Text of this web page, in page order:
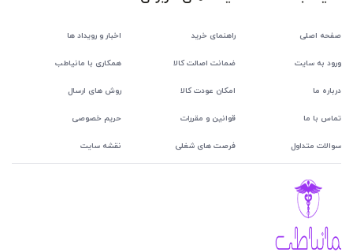
صفحه اصلی
ورود به سایت
درباره ما
تماس با ما
سوالات متداول
راهنمای خرید اخبار و رویداد ها
ضمانت اصالت کالا همکاری با مانیاطب
امکان عودت کالا روش های ارسال
قوانین و مقررات حریم خصوصی
فرصت های شغلی نقشه سایت